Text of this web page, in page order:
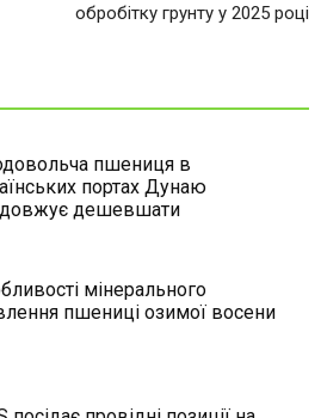
обробітку грунту у 2025 році
пшениця в
портах Дунаю
дешевшати
мінерального
пшениці озимої восени